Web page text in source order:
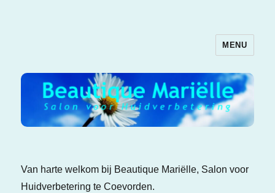
MENU
Van harte welkom bij Beautique Mariëlle, Salon voor
Huidverbetering te Coevorden.